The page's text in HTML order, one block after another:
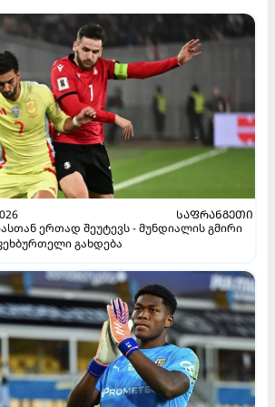
ᲡᲐᲤᲠᲐᲜᲒᲔᲗᲘ
ერთად შეუტევს - მუნდიალის გმირი
გახდება